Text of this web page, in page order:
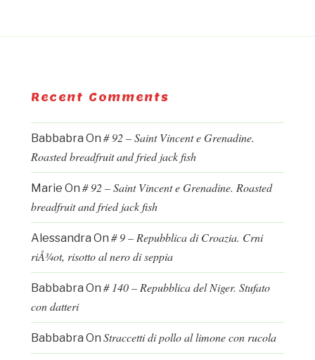
Recent Comments
Babbabra On # 92 – Saint Vincent e Grenadine.
Roasted breadfruit and fried jack fish
Marie On # 92 – Saint Vincent e Grenadine. Roasted
breadfruit and fried jack fish
Alessandra On # 9 – Repubblica di Croazia. Crni
riÅ¾ot, risotto al nero di seppia
Babbabra On # 140 – Repubblica del Niger. Stufato
con datteri
Babbabra On Straccetti di pollo al limone con rucola